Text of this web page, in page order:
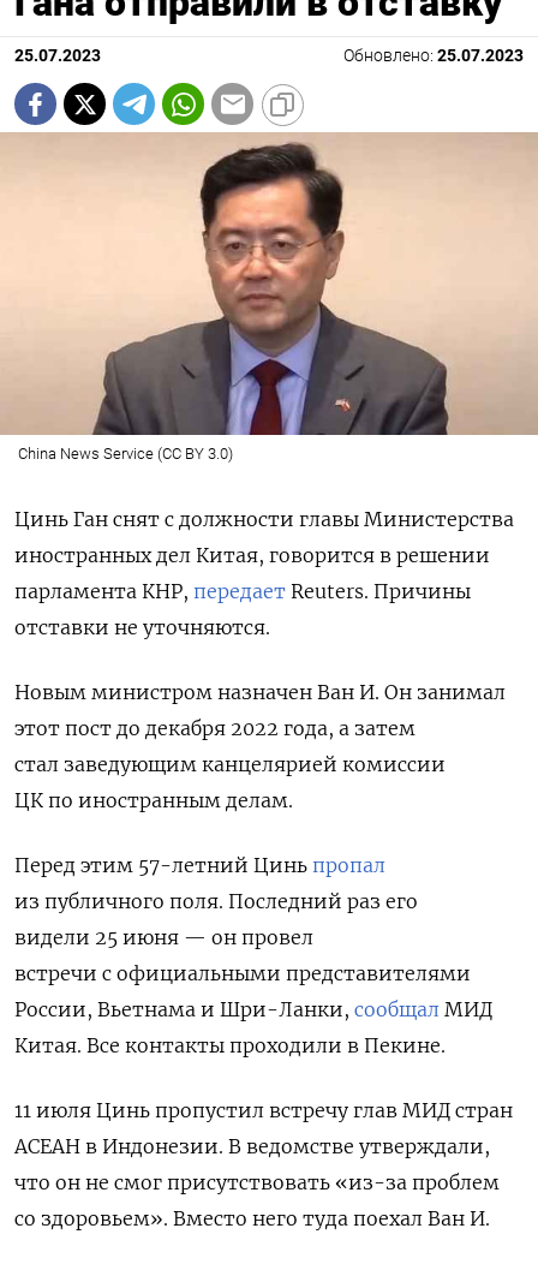
25.07.2023 Обновлено: 25.07.2023
China News Service (CC BY 3.0)
Цинь Ган снят с должности главы Министерства
иностранных дел Китая, говорится в решении
парламента КНР, передает Reuters. Причины
отставки не уточняются.
Новым министром назначен Ван И. Он занимал
этот пост до декабря 2022 года, а затем
стал заведующим канцелярией комиссии
ЦК по иностранным делам.
Перед этим 57-летний Цинь пропал
из публичного поля. Последний раз его
видели 25 июня — он провел
встречи с официальными представителями
России, Вьетнама и Шри-Ланки, сообщал МИД
Китая. Все контакты проходили в Пекине.
11 июля Цинь пропустил встречу глав МИД стран
АСЕАН в Индонезии. В ведомстве утверждали,
что он не смог присутствовать «из-за проблем
со здоровьем». Вместо него туда поехал Ван И.